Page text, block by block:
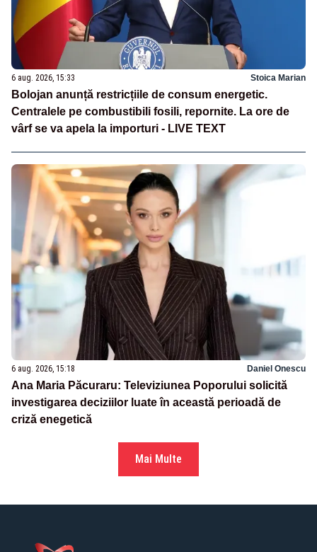
6 aug. 2026, 15:33 Stoica Marian
Bolojan anunță restricțiile de consum energetic.
Centralele pe combustibili fosili, repornite. La ore de
vârf se va apela la importuri - LIVE TEXT
6 aug. 2026, 15:18 Daniel Onescu
Ana Maria Păcuraru: Televiziunea Poporului solicită
investigarea deciziilor luate în această perioadă de
criză enegetică
Mai Multe